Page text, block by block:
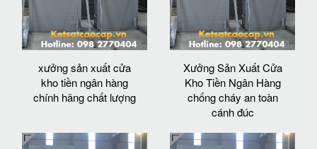
xưởng sản xuất cửa
kho tiền ngân hàng
chính hãng chất lượng
Xưởng Sản Xuất Cửa
Kho Tiền Ngân Hàng
chống cháy an toàn
cánh đúc